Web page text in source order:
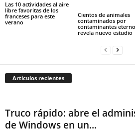
Las 10 actividades al aire
libre favoritas de los
franceses para este
verano
Cientos de animales
contaminados por
contaminantes
revela nuevo estudio
Artículos recientes
Truco rápido: abre el
de Windows en un...